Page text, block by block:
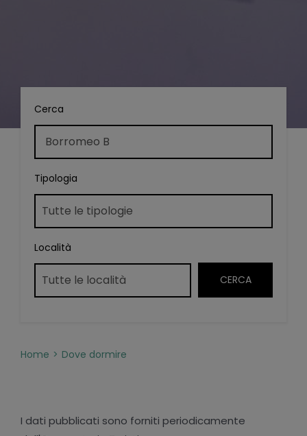
Cerca
Tipologia
Località
Home Dove dormire
I dati pubblicati sono forniti periodicamente